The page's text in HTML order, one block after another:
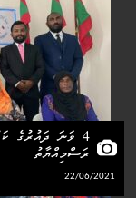
4 ވަނަ
ރަސްމިއްޔާތު
22/06/2021